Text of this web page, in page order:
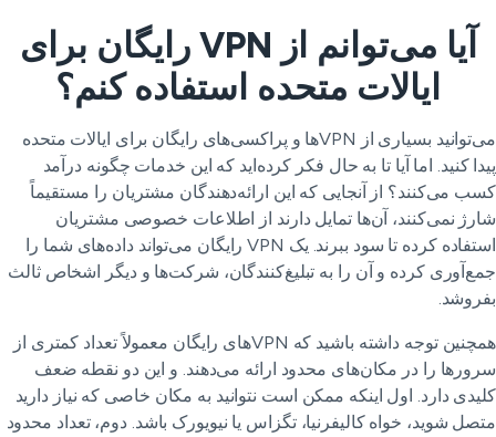
آیا می‌توانم از VPN رایگان برای
ایالات متحده استفاده کنم؟
می‌توانید بسیاری از VPNها و پراکسی‌های رایگان برای ایالات متحده
کنید. اما آیا تا به حال فکر کرده‌اید که این خدمات چگونه درآمد
می‌کنند؟ از آنجایی که این ارائه‌دهندگان مشتریان را مستقیماً
نمی‌کنند، آن‌ها تمایل دارند از اطلاعات خصوصی مشتریان
استفاده کرده تا سود ببرند. یک VPN رایگان می‌تواند داده‌های شما را
کرده و آن را به تبلیغ‌کنندگان، شرکت‌ها و دیگر اشخاص ثالث
همچنین توجه داشته باشید که VPNهای رایگان معمولاً تعداد کمتری از
را در مکان‌های محدود ارائه می‌دهند. و این دو نقطه ضعف
دارد. اول اینکه ممکن است نتوانید به مکان خاصی که نیاز دارید
شوید، خواه کالیفرنیا، تگزاس یا نیویورک باشد. دوم، تعداد محدود